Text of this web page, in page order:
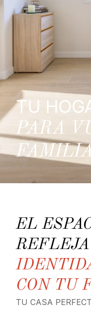
TU
PARA
EL
REFLEJA
CON TU
TU CASA